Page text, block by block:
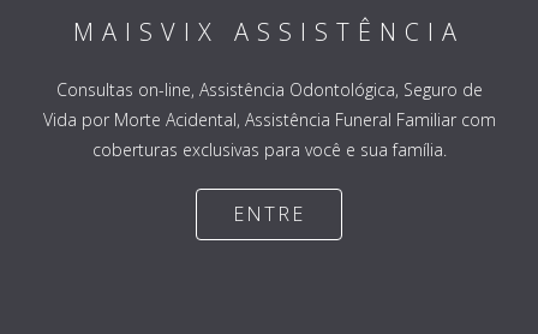
MAISVIX ASSISTÊNCIA
Consultas on-line, Assistência Odontológica, Seguro de
Vida por Morte Acidental, Assistência Funeral Familiar com
coberturas exclusivas para você e sua família.
ENTRE